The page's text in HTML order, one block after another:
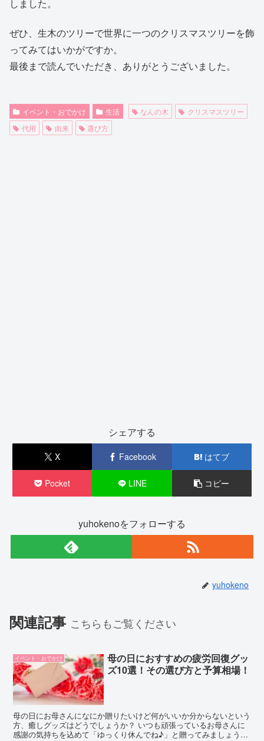
しました。
ぜひ、生木のツリーで世界に一つのクリスマスツリーを飾
ってみてはいかがですか。
最後まで読んでいただき、ありがとうございました。
イベント・おでかけ 生活 なんの木
クリスマスツリー
代用
由来 選び方
シェアする
X Facebook はてブ
Pocket LINE コピー
yuhokenoをフォローする
yuhokeno
関連記事 こちらもご覧ください
イベント・おでかけ
母の日におすすめの疲労回復グッ
ズ10選！その選び方と予算相場！
母の日にお母さんになにか贈りたいけど何がいいか分からないという
方、癒しグッズはどうでしょうか？ いつも頑張っているお母さんに
感謝の気持ちを込めて「ゆっくり休んでね♪」と贈ってみましょう♪